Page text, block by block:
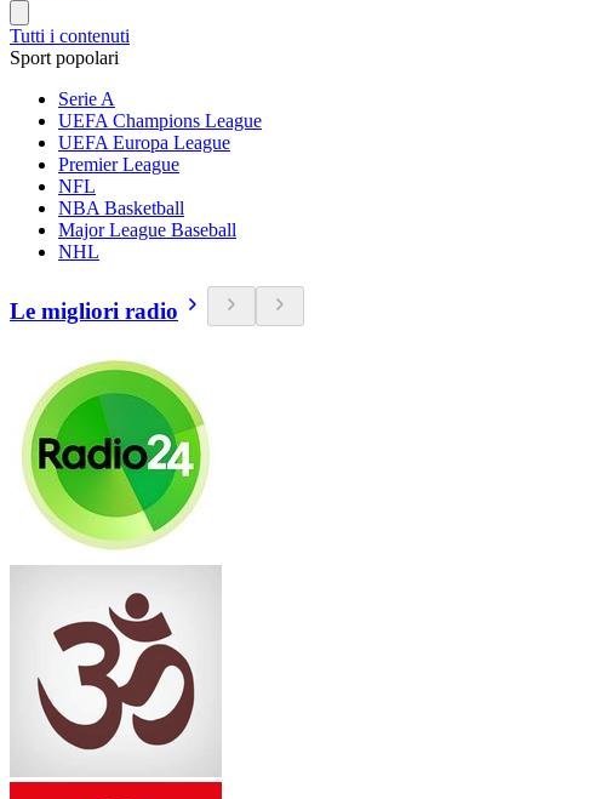
Tutti i contenuti
Sport popolari
Serie A
UEFA Champions League
UEFA Europa League
Premier League
NFL
NBA Basketball
Major League Baseball
NHL
Le migliori radio